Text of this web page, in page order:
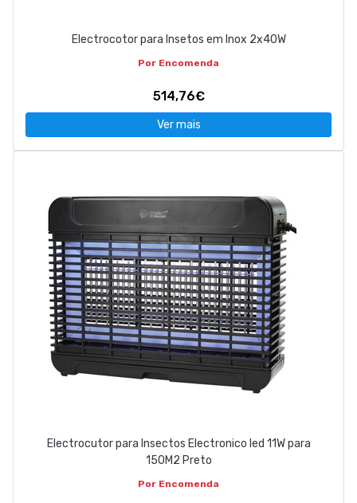
Electrocotor para Insetos em Inox 2x40W
Por Encomenda
514,76€
Ver mais
Electrocutor para Insectos Electronico led 11W para
150M2 Preto
Por Encomenda